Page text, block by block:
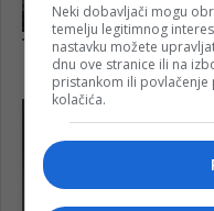
Neki dobavljači mogu
temelju legitimnog
nastavku možete
dnu ove stranice ili na
pristankom ili
kolačića.